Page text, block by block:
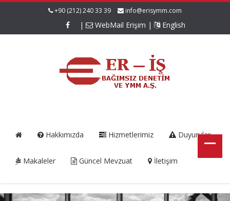
+90 (212) 240 33 39 info@erisymm.com
| WebMail Erişim | English
Hakkımızda Hizmetlerimiz Duyurular
Makaleler Güncel Mevzuat İletişim